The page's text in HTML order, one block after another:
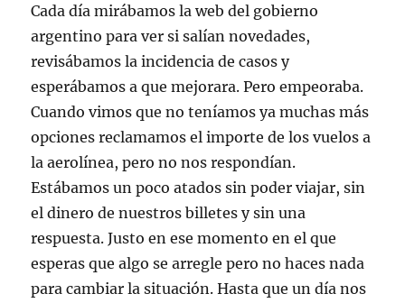
Cada día mirábamos la web del gobierno
argentino para ver si salían novedades,
revisábamos la incidencia de casos y
esperábamos a que mejorara. Pero empeoraba.
Cuando vimos que no teníamos ya muchas más
opciones reclamamos el importe de los vuelos a
la aerolínea, pero no nos respondían.
Estábamos un poco atados sin poder viajar, sin
el dinero de nuestros billetes y sin una
respuesta. Justo en ese momento en el que
esperas que algo se arregle pero no haces nada
para cambiar la situación. Hasta que un día nos